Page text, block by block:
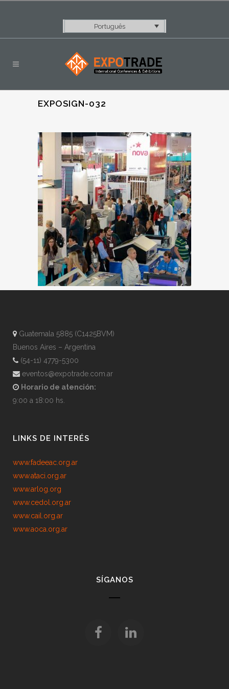
Português
EXPOSIGN-032
Guatemala 5885 (C1425BVM)
Buenos Aires – Argentina
(54-11) 4779-5300
eventos@expotrade.com.ar
Horario de atención:
9:00 a 18:00 hs.
LINKS DE INTERÉS
www.fadeeac.org.ar
www.ataci.org.ar
www.arlog.org
www.cedol.org.ar
www.cail.org.ar
www.aoca.org.ar
SÍGANOS